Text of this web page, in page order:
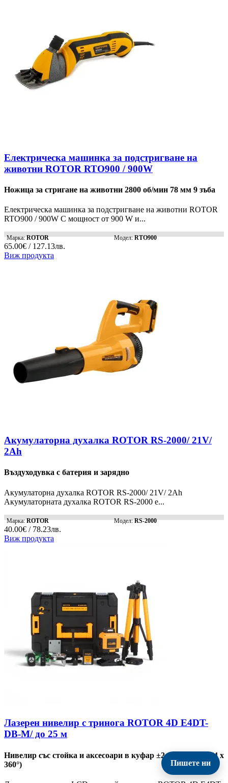
Електрическа машинка за подстригване на
животни ROTOR RTO900 / 900W
Ножица за стригане на животни 2800 об/мин 78 мм 9 зъба
Електрическа машинка за подстригване на животни ROTOR
RTO900 / 900W С мощност от 900 W и...
Марка:ROTOR Модел:RTO900
65.00€ / 127.13лв.
Виж продукта
Акумулаторна духалка ROTOR RS-2000/ 21V/
2Ah
Въздуходувка с батерия и зарядно
Акумулаторна духалка ROTOR RS-2000/ 21V/ 2Ah
Акумулаторната духалка ROTOR RS-2000 е...
Марка:ROTOR Модел:RS-2000
40.00€ / 78.23лв.
Виж продукта
Лазерен нивелир с тринога ROTOR 4D E4DT-
DB-M/ до 25 м
Нивелир със стойка и аксесоари в куфар ±2 mm / 5 m 16 (4 x
360°)
Пишете ни